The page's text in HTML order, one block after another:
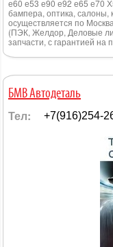
е60 е53 е90 е92 е65 е70
бампера, оптика, салоны,
осуществляется по
(ПЭК, Желдор, Деловые
запчасти, с гарантией на
БМВ Автодеталь
Тел: +7(916)254-